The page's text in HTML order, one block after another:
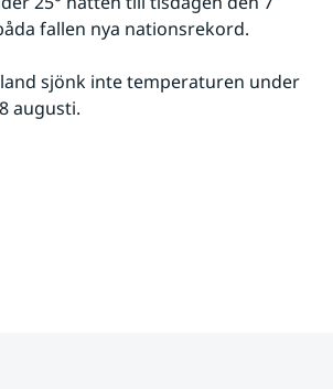
fallen nya nationsrekord.
sjönk inte temperaturen under
augusti.